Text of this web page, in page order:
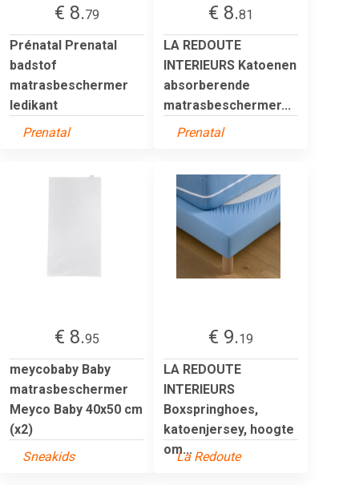
€ 8.79
Prénatal Prenatal
badstof
matrasbeschermer
ledikant
Prenatal
€ 8.81
LA REDOUTE
INTERIEURS Katoenen
absorberende
matrasbeschermer...
Prenatal
€ 8.95
meycobaby Baby
matrasbeschermer
Meyco Baby 40x50 cm
(x2)
Sneakids
€ 9.19
LA REDOUTE
INTERIEURS
Boxspringhoes,
katoenjersey, hoogte
om...La Redoute